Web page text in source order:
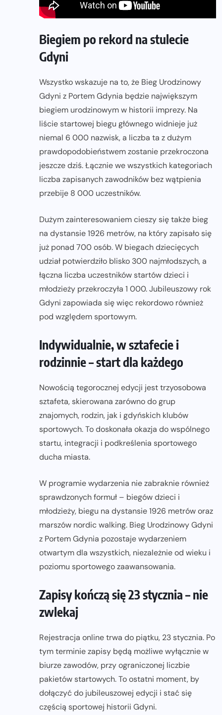
Biegiem po rekord na stulecie
Gdyni
Wszystko wskazuje na to, że Bieg Urodzinowy
Gdyni z Portem Gdynia będzie największym
biegiem urodzinowym w historii imprezy. Na
liście startowej biegu głównego widnieje już
niemal 6 000 nazwisk, a liczba ta z dużym
prawdopodobieństwem zostanie przekroczona
jeszcze dziś. Łącznie we wszystkich kategoriach
liczba zapisanych zawodników bez wątpienia
przebije 8 000 uczestników.
Dużym zainteresowaniem cieszy się także bieg
na dystansie 1926 metrów, na który zapisało się
już ponad 700 osób. W biegach dziecięcych
udział potwierdziło blisko 300 najmłodszych, a
łączna liczba uczestników startów dzieci i
młodzieży przekroczyła 1 000. Jubileuszowy rok
Gdyni zapowiada się więc rekordowo również
pod względem sportowym.
Indywidualnie, w sztafecie i
rodzinnie – start dla każdego
Nowością tegorocznej edycji jest trzyosobowa
sztafeta, skierowana zarówno do grup
znajomych, rodzin, jak i gdyńskich klubów
sportowych. To doskonała okazja do wspólnego
startu, integracji i podkreślenia sportowego
ducha miasta.
W programie wydarzenia nie zabraknie również
sprawdzonych formuł – biegów dzieci i
młodzieży, biegu na dystansie 1926 metrów oraz
marszów nordic walking. Bieg Urodzinowy Gdyni
z Portem Gdynia pozostaje wydarzeniem
otwartym dla wszystkich, niezależnie od wieku i
poziomu sportowego zaawansowania.
Zapisy kończą się 23 stycznia – nie
zwlekaj
Rejestracja online trwa do piątku, 23 stycznia. Po
tym terminie zapisy będą możliwe wyłącznie w
biurze zawodów, przy ograniczonej liczbie
pakietów startowych. To ostatni moment, by
dołączyć do jubileuszowej edycji i stać się
częścią sportowej historii Gdyni.